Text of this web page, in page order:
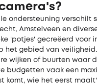
ondersteuning verschilt
Amstelveen en
'potjes' gecreëerd voor
het gebied van
wijken of buurten waar
budgetten vaak een
komt, wie het eerst